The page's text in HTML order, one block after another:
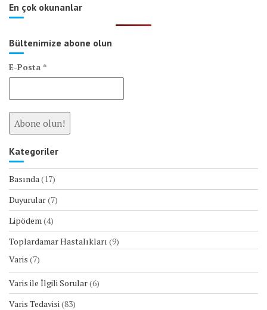
En çok okunanlar
Bültenimize abone olun
E-Posta *
Kategoriler
Basında (17)
Duyurular(7)
Lipödem (4)
Toplardamar Hastalıkları (9)
Varis (7)
Varis ile İlgili Sorular(6)
Varis Tedavisi (83)